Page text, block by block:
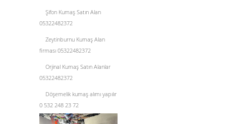
Şifon Kumaş Satın Alan
05322482372
Zeytinburnu Kumaş Alan
firması 05322482372
Orjinal Kumaş Satın Alanlar
05322482372
Döşemelik kumaş alımı yapılır
0 532 248 23 72